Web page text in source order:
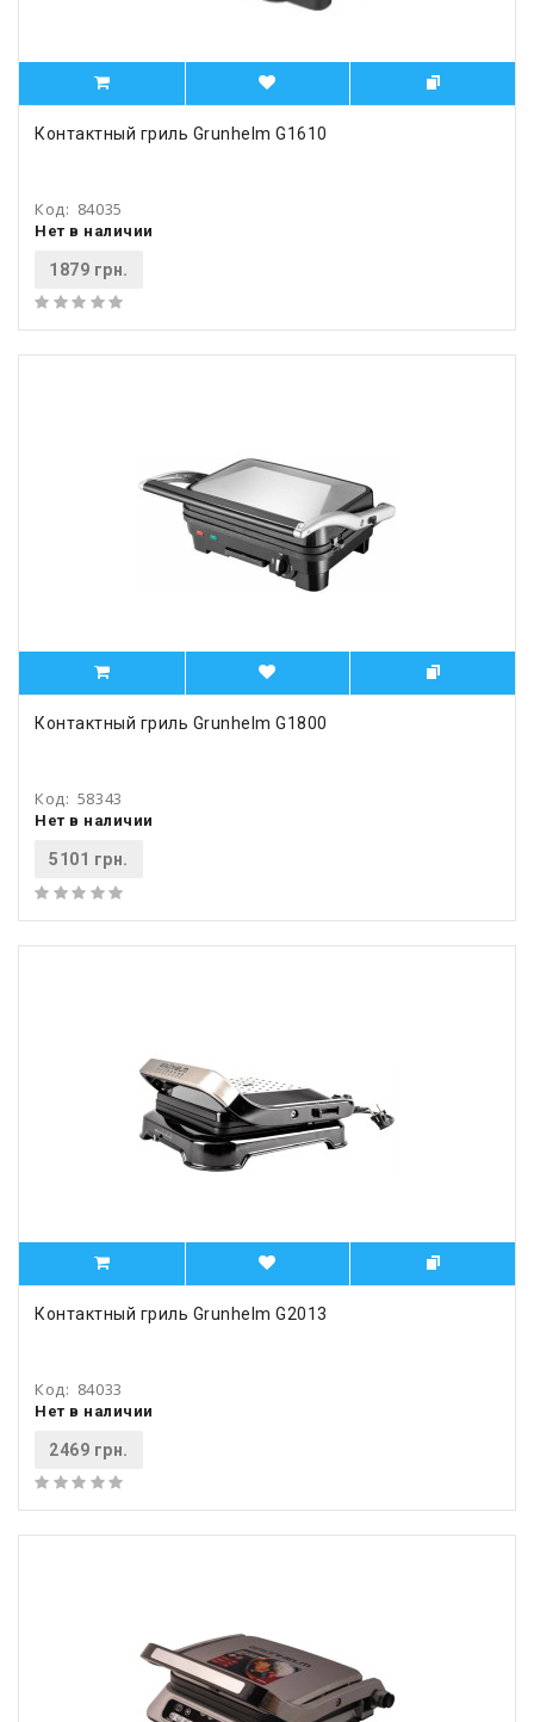
Контактный гриль Grunhelm G1610
Код: 84035
Нет в наличии
1879 грн.
Контактный гриль Grunhelm G1800
Код: 58343
Нет в наличии
5101 грн.
Контактный гриль Grunhelm G2013
Код: 84033
Нет в наличии
2469 грн.